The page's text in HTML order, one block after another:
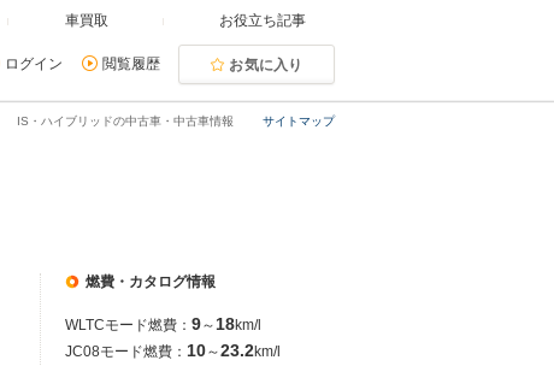
車買取 お役立ち記事
ログイン 閲覧履歴 お気に入り
サイトマップ
IS・ハイブリッドの中古車・中古車情報
燃費・カタログ情報
WLTCモード燃費： 9～ 18km/l
JC08モード燃費： 10～23.2km/l